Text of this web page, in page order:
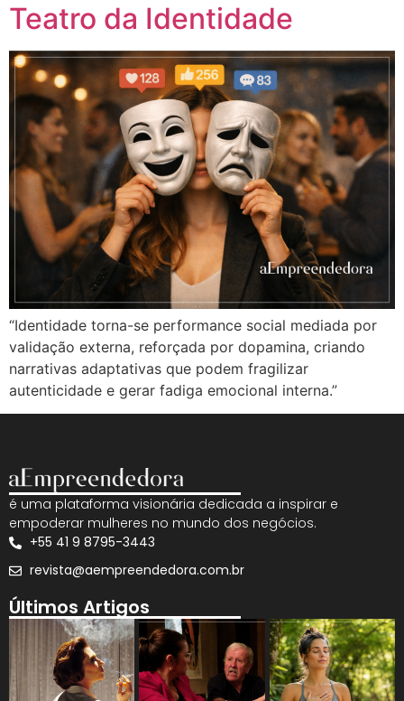
Teatro da Identidade
“Identidade torna-se performance social mediada por
validação externa, reforçada por dopamina, criando
narrativas adaptativas que podem fragilizar
autenticidade e gerar fadiga emocional interna.”
é uma plataforma visionária dedicada a inspirar e
empoderar mulheres no mundo dos negócios.
+55 41 9 8795-3443
revista@aempreendedora.com.br
Últimos Artigos